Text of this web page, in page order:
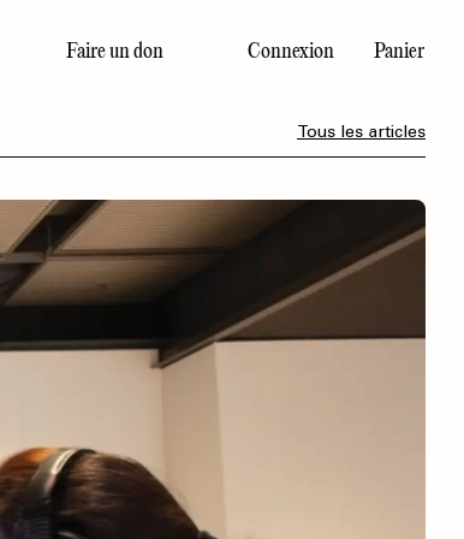
Faire un don Connexion Panier
Tous les articles